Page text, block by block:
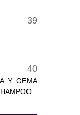
Y GEMA